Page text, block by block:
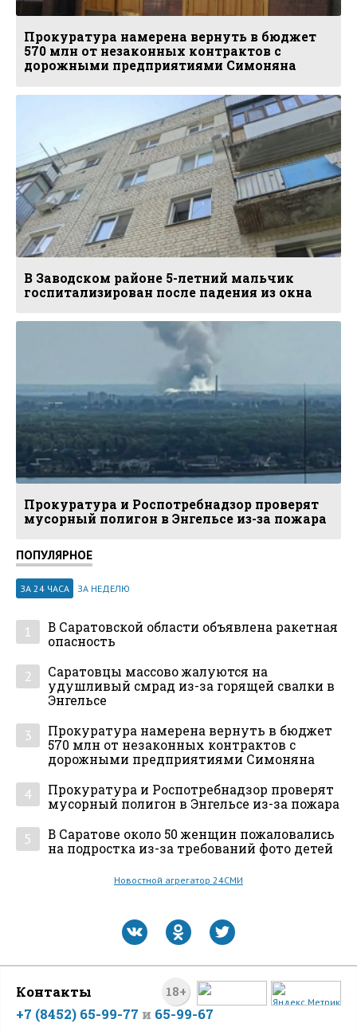
Прокуратура намерена вернуть в бюджет
570 млн от незаконных контрактов с
дорожными предприятиями Симоняна
В Заводском районе 5-летний мальчик
госпитализирован после падения из окна
Прокуратура и Роспотребнадзор проверят
мусорный полигон в Энгельсе из-за пожара
ПОПУЛЯРНОЕ
ЗА 24 ЧАСА ЗА НЕДЕЛЮ
1
В Саратовской области объявлена ракетная
опасность
2
Саратовцы массово жалуются на
удушливый смрад из-за горящей свалки в
Энгельсе
3
Прокуратура намерена вернуть в бюджет
570 млн от незаконных контрактов с
дорожными предприятиями Симоняна
4
Прокуратура и Роспотребнадзор проверят
мусорный полигон в Энгельсе из-за пожара
5
В Саратове около 50 женщин пожаловались
на подростка из-за требований фото детей
Новостной агрегатор 24СМИ
18+
Контакты
+7 (8452) 65-99-77 и 65-99-67